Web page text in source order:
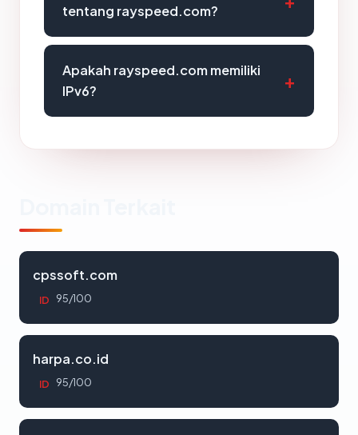
tentang rayspeed.com?
Apakah rayspeed.com memiliki
IPv6?
cpssoft.com
ID 95/100
harpa.co.id
ID 95/100